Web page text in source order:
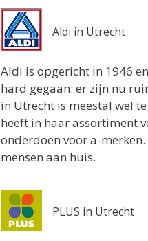
5.2 km
Routebeschrijving
Nootweg 45
Loosdrecht 1231CR
5.2 km
Routebeschrijving
Albert Heijn Breukelen
Breukelen 3621AB
5.3 km
Routebeschrijving
Aldi in Utrecht
Aldi is opgericht in 1946
hard gegaan: er zijn nu
in Utrecht is meestal wel
heeft in haar assortiment
onderdoen voor a-
mensen aan huis.
PLUS in Utrecht